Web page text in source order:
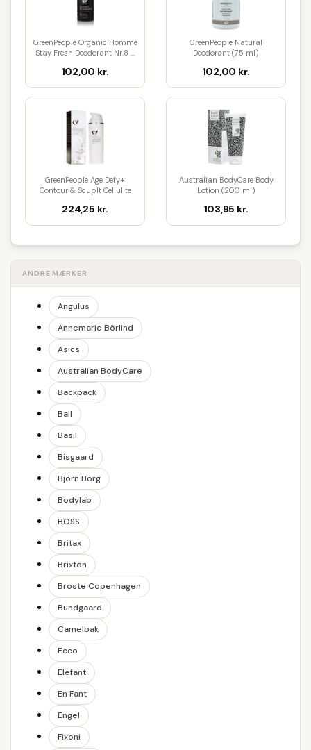
GreenPeople Organic Homme
Stay Fresh Deodorant Nr.8 ...
102,00 kr.
GreenPeople Natural
Deodorant (75 ml)
102,00 kr.
GreenPeople Age Defy+
Contour & Scuplt Cellulite
224,25 kr.
Australian BodyCare Body
Lotion (200 ml)
103,95 kr.
ANDRE MÆRKER
Angulus
Annemarie Börlind
Asics
Australian BodyCare
Backpack
Ball
Basil
Bisgaard
Björn Borg
Bodylab
BOSS
Britax
Brixton
Broste Copenhagen
Bundgaard
Camelbak
Ecco
Elefant
En Fant
Engel
Fixoni